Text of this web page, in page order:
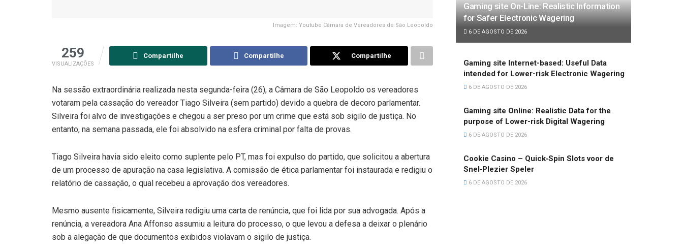
Imagem: Youtube Câmara de Vereadores de São Leopoldo
259
VISUALIZAÇÕES
Compartilhe Compartilhe Compartilhe
Na sessão extraordinária realizada nesta segunda-feira (26), a Câmara de São Leopoldo os vereadores
votaram pela cassação do vereador Tiago Silveira (sem partido) devido a quebra de decoro parlamentar.
Silveira foi alvo de investigações e chegou a ser preso por um crime que está sob sigilo de justiça. No
entanto, na semana passada, ele foi absolvido na esfera criminal por falta de provas.
Tiago Silveira havia sido eleito como suplente pelo PT, mas foi expulso do partido, que solicitou a abertura
de um processo de apuração na casa legislativa. A comissão de ética parlamentar foi instaurada e redigiu o
relatório de cassação, o qual recebeu a aprovação dos vereadores.
Mesmo ausente fisicamente, Silveira redigiu uma carta de renúncia, que foi lida por sua advogada. Após a
renúncia, a vereadora Ana Affonso assumiu a leitura do processo, o que levou a defesa a deixar o plenário
sob a alegação de que documentos exibidos violavam o sigilo de justiça.
Gaming site On-Line: Realistic Information
for Safer Electronic Wagering
6 DE AGOSTO DE 2026
Gaming site Internet-based: Useful Data
intended for Lower-risk Electronic Wagering
6 DE AGOSTO DE 2026
Gaming site Online: Realistic Data for the
purpose of Lower-risk Digital Wagering
6 DE AGOSTO DE 2026
Cookie Casino – Quick‑Spin Slots voor de
Snel‑Plezier Speler
6 DE AGOSTO DE 2026